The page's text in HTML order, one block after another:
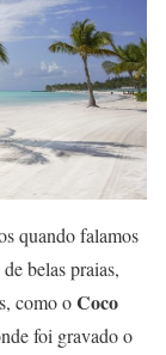
quando falamos
belas praias,
como oCoco
foi gravado o